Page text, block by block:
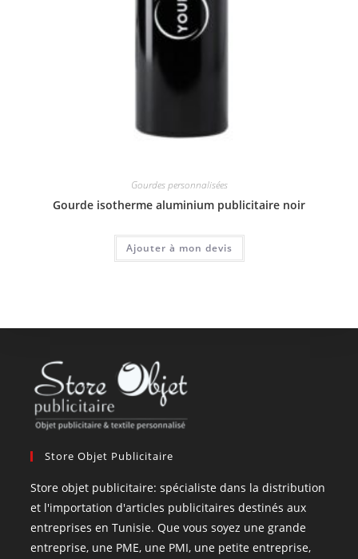
Gourdes personnalisées
Gourde isotherme aluminium publicitaire noir
Ajouter à mon devis
Store Objet Publicitaire
Store objet publicitaire: spécialiste dans la distribution
et l'importation d'articles publicitaires destinés aux
entreprises en Tunisie. Que vous soyez une grande
entreprise, une PME, une PMI, une petite entreprise,